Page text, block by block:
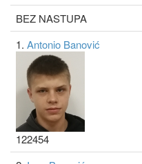
BEZ NASTUPA
1. Antonio Banović
122454